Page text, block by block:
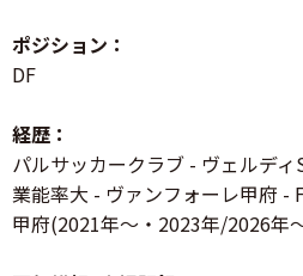
ポジション：
DF
経歴：
パルサッカークラブ - ヴェルデ
業能率大 - ヴァンフォーレ甲府 -
甲府(2021年～・2023年/2026年